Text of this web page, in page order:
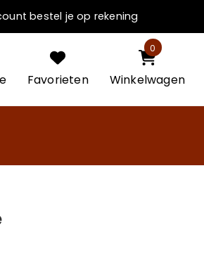
bestel je op rekening
Favorieten
0
Winkelwagen